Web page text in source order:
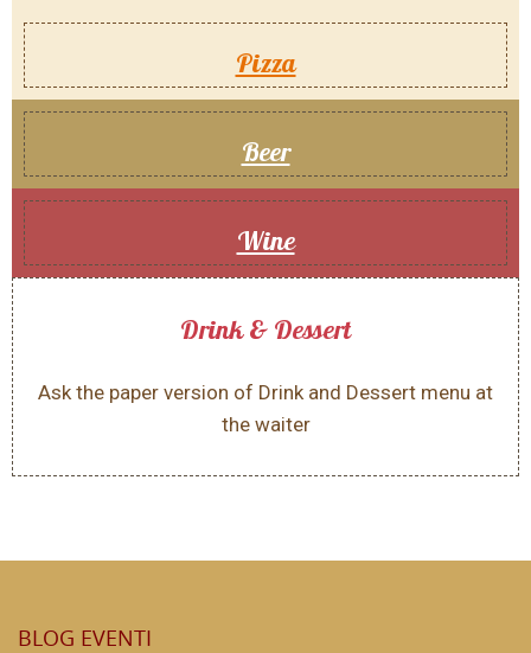
Pizza
Beer
Wine
Drink & Dessert
Ask the paper version of Drink and Dessert menu at
the waiter
BLOG EVENTI